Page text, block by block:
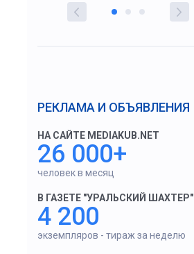
РЕКЛАМА И ОБЪЯВЛЕНИЯ
НА САЙТЕ MEDIAKUB.NET
26 000+
человек в месяц
В ГАЗЕТЕ "УРАЛЬСКИЙ ШАХТЕР"
4 200
экземпляров - тираж за неделю